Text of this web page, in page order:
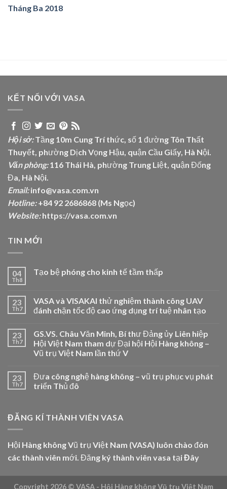
Tháng Ba 2018
KẾT NỐI VỚI VASA
Hội sở:Tầng 10m Cung Trí thức, số 1 đường Tôn Thất
Thuyết, phường Dịch Vọng Hậu, quận Cầu Giấy, Hà Nội.
Văn phòng:116 Thái Hà, phường Trung Liệt, quận Đống
Đa, Hà Nội.
Email:info@vasa.com.vn
Hotline:+84 92 2686868 (Ms Ngọc)
Website: https://vasa.com.vn
TIN MỚI
04
Th8
Tạo bệ phóng cho kinh tế tầm thấp
23
Th7
VASA và VISAKAI thử nghiệm thành công UAV
đánh chặn tốc độ cao ứng dụng trí tuệ nhân tạo
23
Th7
GS.VS. Châu Văn Minh, Bí thư Đảng ủy Liên hiệp
Hội Việt Nam tham dự Đại hội Hội Hàng không –
Vũ trụ Việt Nam lần thứ V
23
Th7
Đưa công nghệ hàng không – vũ trụ phục vụ phát
triển Thủ đô
ĐĂNG KÍ THÀNH VIÊN VASA
Hội Hàng không Vũ trụ Việt Nam (VASA) luôn chào đón
các thành viên mới. Đăng ký thành viên vasa tạiĐây
Copyright 2026 © VASA - Hội Hàng không Vũ trụ Việt Nam